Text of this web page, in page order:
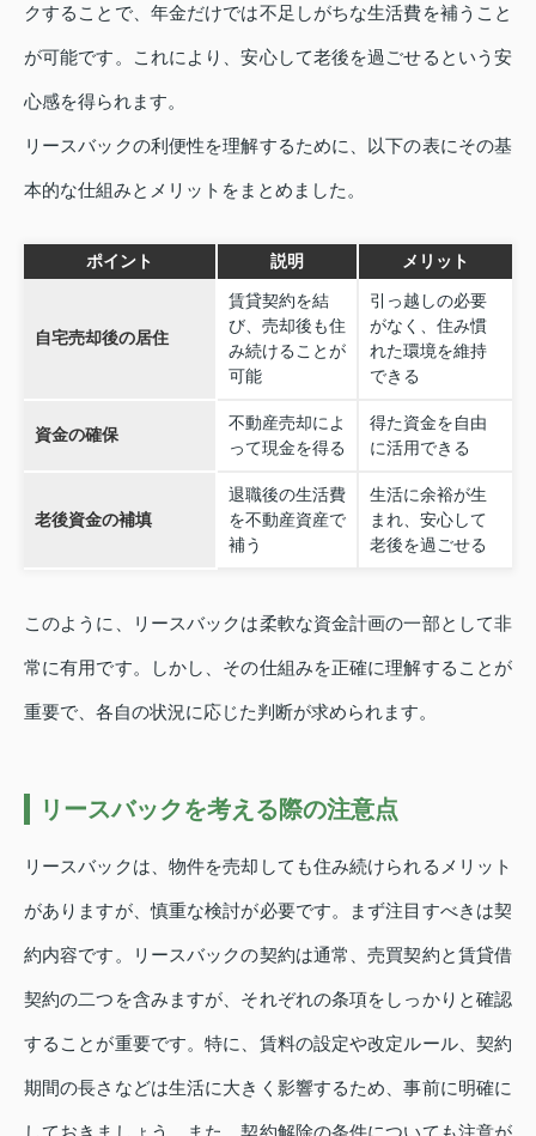
クすることで、年金だけでは不足しがちな生活費を補うこと
が可能です。これにより、安心して老後を過ごせるという安
心感を得られます。
リースバックの利便性を理解するために、以下の表にその基
本的な仕組みとメリットをまとめました。
ポイント 説明 メリット
自宅売却後の居住
賃貸契約を結
び、売却後も住
み続けることが
可能
引っ越しの必要
がなく、住み慣
れた環境を維持
できる
資金の確保
不動産売却によ
って現金を得る
得た資金を自由
に活用できる
老後資金の補填
退職後の生活費
を不動産資産で
補う
生活に余裕が生
まれ、安心して
老後を過ごせる
このように、リースバックは柔軟な資金計画の一部として非
常に有用です。しかし、その仕組みを正確に理解することが
重要で、各自の状況に応じた判断が求められます。
リースバックを考える際の注意点
リースバックは、物件を売却しても住み続けられるメリット
がありますが、慎重な検討が必要です。まず注目すべきは契
約内容です。リースバックの契約は通常、売買契約と賃貸借
契約の二つを含みますが、それぞれの条項をしっかりと確認
することが重要です。特に、賃料の設定や改定ルール、契約
期間の長さなどは生活に大きく影響するため、事前に明確に